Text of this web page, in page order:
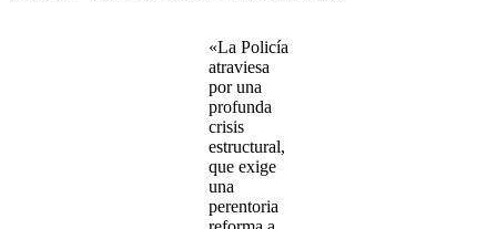
«La Policía
atraviesa
por una
profunda
crisis
estructural,
que exige
una
perentoria